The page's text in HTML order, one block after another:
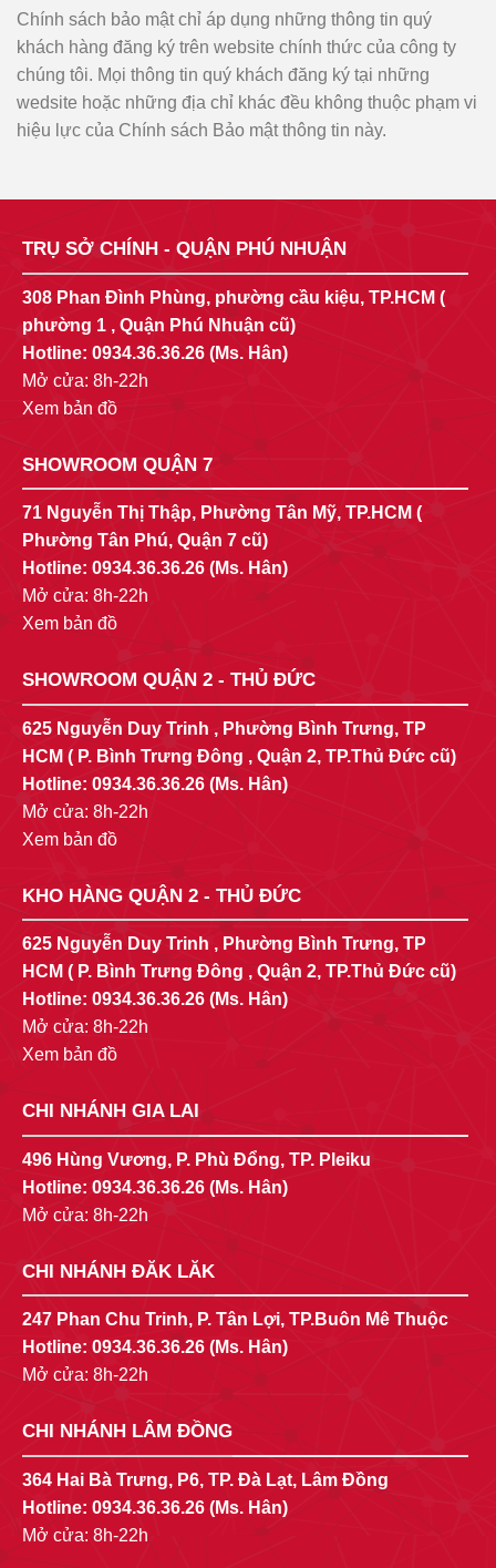
Chính sách bảo mật chỉ áp dụng những thông tin quý
khách hàng đăng ký trên website chính thức của công ty
chúng tôi. Mọi thông tin quý khách đăng ký tại những
wedsite hoặc những địa chỉ khác đều không thuộc phạm vi
hiệu lực của Chính sách Bảo mật thông tin này.
TRỤ SỞ CHÍNH - QUẬN PHÚ NHUẬN
308 Phan Đình Phùng, phường cầu kiệu, TP.HCM (
phường 1 , Quận Phú Nhuận cũ)
Hotline: 0934.36.36.26 (Ms. Hân)
Mở cửa: 8h-22h
Xem bản đồ
SHOWROOM QUẬN 7
71 Nguyễn Thị Thập, Phường Tân Mỹ, TP.HCM (
Phường Tân Phú, Quận 7 cũ)
Hotline: 0934.36.36.26 (Ms. Hân)
Mở cửa: 8h-22h
Xem bản đồ
SHOWROOM QUẬN 2 - THỦ ĐỨC
625 Nguyễn Duy Trinh , Phường Bình Trưng, TP
HCM ( P. Bình Trưng Đông , Quận 2, TP.Thủ Đức cũ)
Hotline: 0934.36.36.26 (Ms. Hân)
Mở cửa: 8h-22h
Xem bản đồ
KHO HÀNG QUẬN 2 - THỦ ĐỨC
625 Nguyễn Duy Trinh , Phường Bình Trưng, TP
HCM ( P. Bình Trưng Đông , Quận 2, TP.Thủ Đức cũ)
Hotline: 0934.36.36.26 (Ms. Hân)
Mở cửa: 8h-22h
Xem bản đồ
CHI NHÁNH GIA LAI
496 Hùng Vương, P. Phù Đổng, TP. Pleiku
Hotline: 0934.36.36.26 (Ms. Hân)
Mở cửa: 8h-22h
CHI NHÁNH ĐĂK LĂK
247 Phan Chu Trinh, P. Tân Lợi, TP.Buôn Mê Thuộc
Hotline: 0934.36.36.26 (Ms. Hân)
Mở cửa: 8h-22h
CHI NHÁNH LÂM ĐỒNG
364 Hai Bà Trưng, P6, TP. Đà Lạt, Lâm Đồng
Hotline: 0934.36.36.26 (Ms. Hân)
Mở cửa: 8h-22h